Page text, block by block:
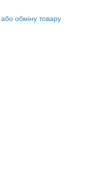
обміну товару